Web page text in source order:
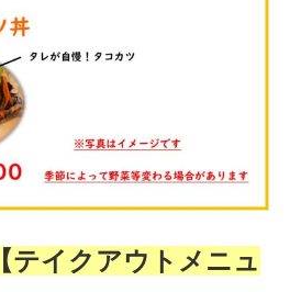
【テイクアウトメニュ